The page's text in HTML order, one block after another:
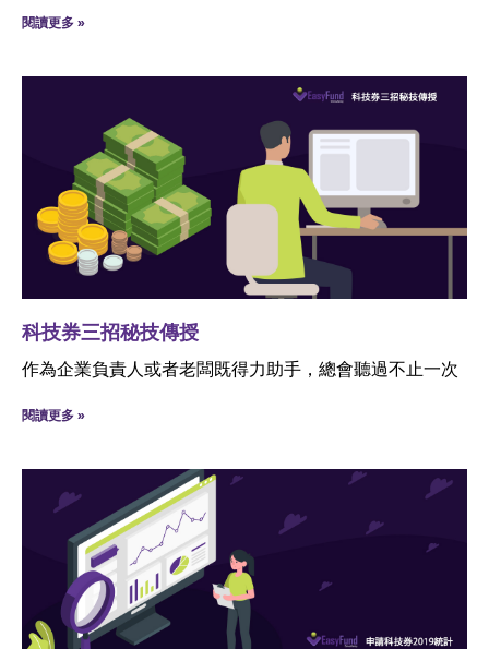
閱讀更多 »
科技券三招秘技傳授
作為企業負責人或者老闆既得力助手，總會聽過不止一次
閱讀更多 »